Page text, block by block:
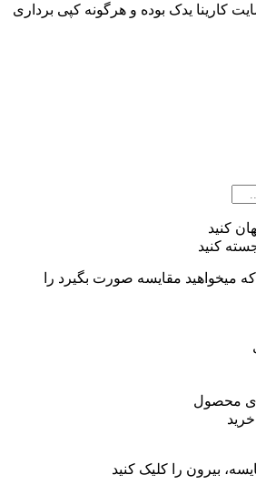
کارینا یدک بوده و هرگونه کپی برداری
کنید
کنید
میخواهید مقایسه صورت بگیرد را
محصول
بیرون را کلیک کنید